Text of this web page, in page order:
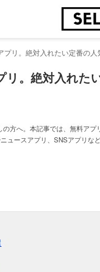
プリ。絶対入れたい定番の
リ。絶対入れた
方へ。本記事では、無料アプ
ースアプリ、SNSアプリな